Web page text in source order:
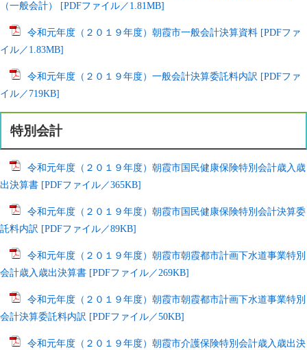
（一般会計） [PDFファイル／1.81MB]
令和元年度（２０１９年度）朝霞市一般会計決算資料 [PDFファ
イル／1.83MB]
令和元年度（２０１９年度）一般会計決算委託料内訳 [PDFファ
イル／719KB]
特別会計
令和元年度（２０１９年度）朝霞市国民健康保険特別会計歳入歳
出決算書 [PDFファイル／365KB]
令和元年度（２０１９年度）朝霞市国民健康保険特別会計決算委
託料内訳 [PDFファイル／89KB]
令和元年度（２０１９年度）朝霞市朝霞都市計画下水道事業特別
会計歳入歳出決算書 [PDFファイル／269KB]
令和元年度（２０１９年度）朝霞市朝霞都市計画下水道事業特別
会計決算委託料内訳 [PDFファイル／50KB]
令和元年度（２０１９年度）朝霞市介護保険特別会計歳入歳出決